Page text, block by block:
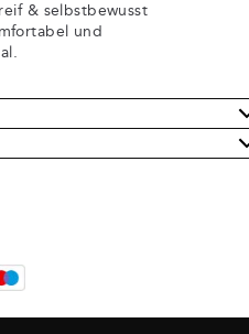
& selbstbewusst
und